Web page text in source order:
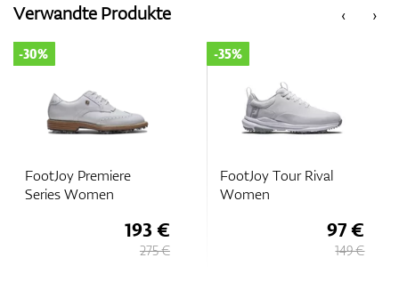
‹
Verwandte Produkte ›
FootJoy Premiere
Series Women
-30%
193 €
275 €
FootJoy Tour Rival
Women
-35%
97 €
149 €